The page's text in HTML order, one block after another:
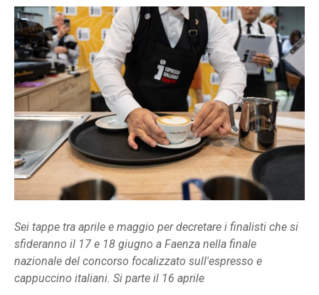
Sei tappe tra aprile e maggio per decretare i finalisti che si
sfideranno il 17 e 18 giugno a Faenza nella finale
nazionale del concorso focalizzato sull'espresso e
cappuccino italiani. Si parte il 16 aprile